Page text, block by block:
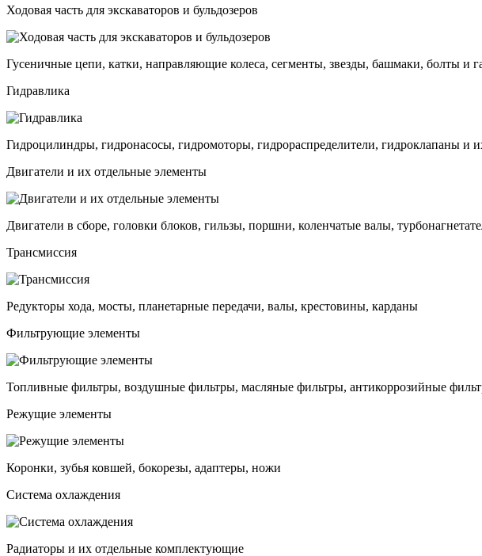
Ходовая часть для экскаваторов и бульдозеров
Гусеничные цепи, катки, направляющие колеса, сегменты, звезды, башмаки, болты и
Гидравлика
Гидроцилиндры, гидронасосы, гидромоторы, гидрораспределители, гидроклапаны и
Двигатели и их отдельные элементы
Двигатели в сборе, головки блоков, гильзы, поршни, коленчатые валы,
Трансмиссия
Редукторы хода, мосты, планетарные передачи, валы, крестовины, карданы
Фильтрующие элементы
Топливные фильтры, воздушные фильтры, масляные фильтры, антикоррозийные
Режущие элементы
Коронки, зубья ковшей, бокорезы, адаптеры, ножи
Система охлаждения
Радиаторы и их отдельные комплектующие